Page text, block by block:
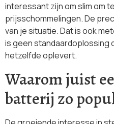
interessant zijn om slim om
prijsschommelingen. De
van je situatie. Dat is ook
is geen standaardoplossing
hetzelfde oplevert.
Waarom juist
batterij zo